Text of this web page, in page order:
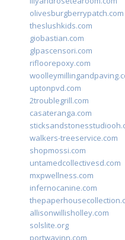
olivesburgberrypatch.com
theslushkids.com
giobastian.com
glpascensori.com
rifloorepoxy.com
uptonpvd.com
2troublegrill.com
casateranga.com
walkers-treeservice.com
shopmossi.com
untamedcollectivesd.com
mxpwellness.com
infernocanine.com
allisonwillisholley.com
solslite.org
portwayinn.com